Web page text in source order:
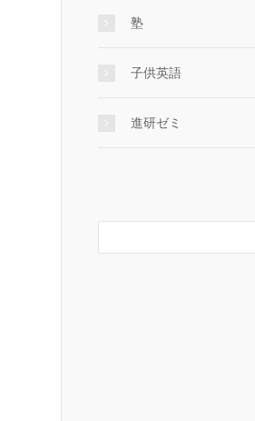
塾
子供英語
進研ゼミ